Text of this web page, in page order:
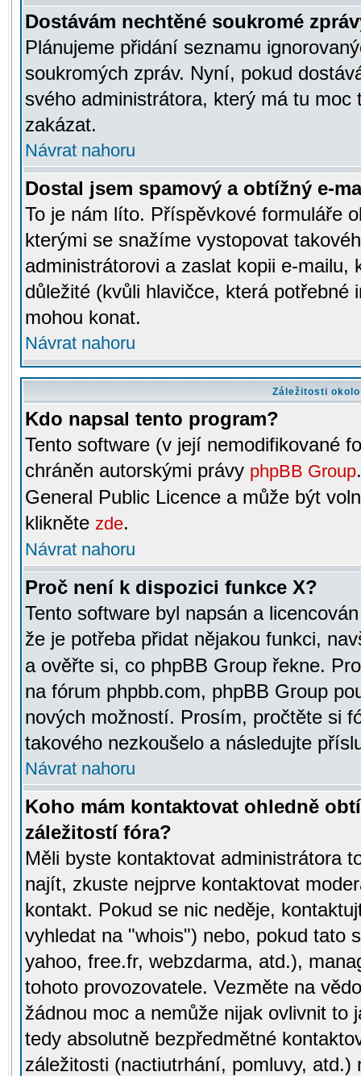
Dostávám nechtěné soukromé
Plánujeme přidání seznamu
soukromých zpráv. Nyní, pokud
svého administrátora, který má tu
zakázat.
Návrat nahoru
Dostal jsem spamový a obtížný e-
To je nám líto. Příspěvkové formuláře
kterými se snažíme vystopovat
administrátorovi a zaslat kopii e-mailu,
důležité (kvůli hlavičce, která potřebné
mohou konat.
Návrat nahoru
Záležitosti
Kdo napsal tento program?
Tento software (v její nemodifikované
chráněn autorskými právy phpBB Group
General Public Licence a může být
klikněte zde.
Návrat nahoru
Proč není k dispozici funkce X?
Tento software byl napsán a
že je potřeba přidat nějakou funkci,
a ověřte si, co phpBB Group řekne.
na fórum phpbb.com, phpBB Group
nových možností. Prosím, pročtěte si
takového nezkoušelo a následujte
Návrat nahoru
Koho mám kontaktovat ohledně
záležitostí fóra?
Měli byste kontaktovat administrátora
najít, zkuste nejprve kontaktovat
kontakt. Pokud se nic neděje,
vyhledat na "whois") nebo, pokud tato
yahoo, free.fr, webzdarma, atd.),
tohoto provozovatele. Vezměte na
žádnou moc a nemůže nijak ovlivnit to
tedy absolutně bezpředmětné
záležitosti (nactiutrhání, pomluvy,